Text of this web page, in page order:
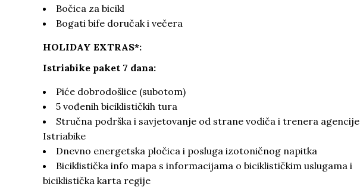
Bočica za bicikl
Bogati bife doručak i večera
HOLIDAY EXTRAS*:
Istriabike paket 7 dana:
Piće dobrodošlice (subotom)
5 vođenih biciklističkih tura
Stručna podrška i savjetovanje od strane vodiča i trenera agencije
Istriabike
Dnevno energetska pločica i posluga izotoničnog napitka
Biciklistička info mapa s informacijama o biciklističkim uslugama i
biciklistička karta regije